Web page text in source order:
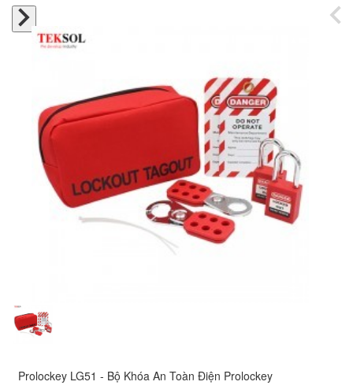
Prolockey LG51 - Bộ Khóa An Toàn Điện Prolockey